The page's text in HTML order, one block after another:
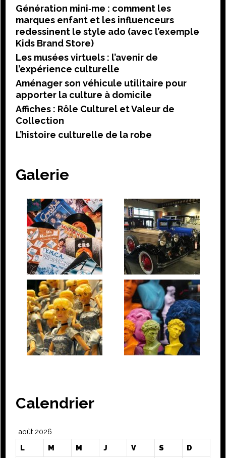
Génération mini‑me : comment les
marques enfant et les influenceurs
redessinent le style ado (avec l’exemple
Kids Brand Store)
Les musées virtuels : l’avenir de
l’expérience culturelle
Aménager son véhicule utilitaire pour
apporter la culture à domicile
Affiches : Rôle Culturel et Valeur de
Collection
L’histoire culturelle de la robe
Galerie
Calendrier
août 2026
L
M M J V S D